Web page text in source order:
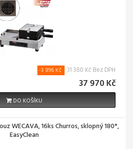
-3 896 Kč 31 380 Kč Bez DPH
37 970 Kč
DO KOŠÍKU
WECAVA, 16ks Churros, sklopný 180°,
EasyClean